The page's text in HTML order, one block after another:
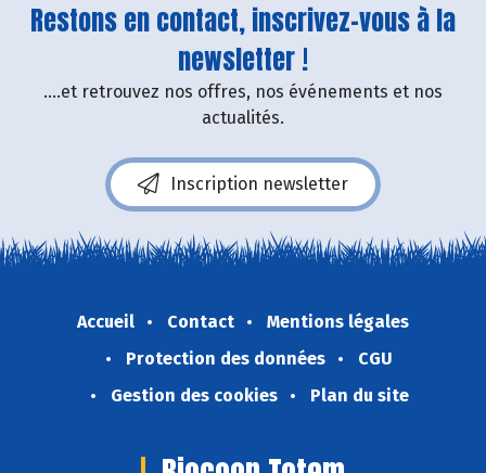
Restons en contact, inscrivez-vous à la
newsletter !
....et retrouvez nos offres, nos événements et nos
actualités.
Inscription newsletter
Accueil Contact
Mentions légales
Protection des données
CGU
Gestion des cookies
Plan du site